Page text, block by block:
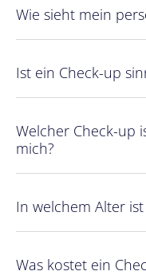
Wie sieht mein
Ist ein Check-up
Welcher Check-up
mich?
In welchem Alter
Was kostet ein